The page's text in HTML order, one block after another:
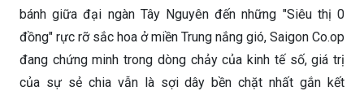
bánh giữa đại ngàn Tây Nguyên đến những "Siêu thị 0
đồng" rực rỡ sắc hoa ở miền Trung nắng gió, Saigon Co.op
đang chứng minh trong dòng chảy của kinh tế số, giá trị
của sự sẻ chia vẫn là sợi dây bền chặt nhất gắn kết